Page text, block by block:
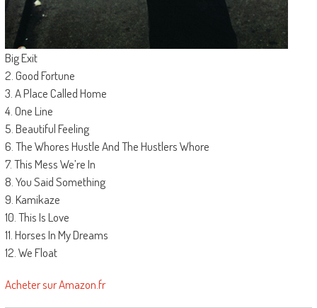
Big Exit
2. Good Fortune
3. A Place Called Home
4. One Line
5. Beautiful Feeling
6. The Whores Hustle And The Hustlers Whore
7. This Mess We’re In
8. You Said Something
9. Kamikaze
10. This Is Love
11. Horses In My Dreams
12. We Float
Acheter sur Amazon.fr